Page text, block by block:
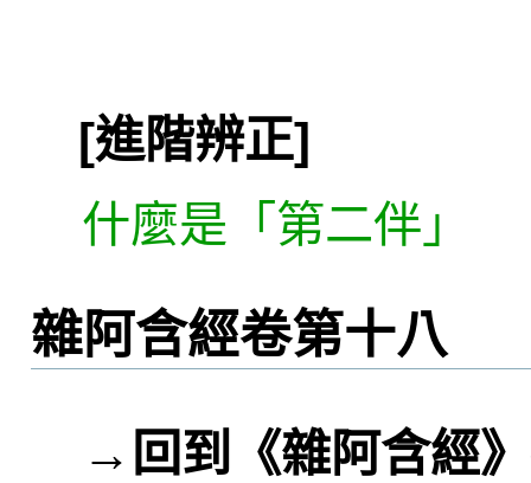
[進階辨正]
什麼是「第二伴」
雜阿含經卷第十八
→ 回到《雜阿含經